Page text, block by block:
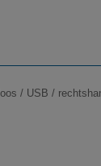
/ USB /